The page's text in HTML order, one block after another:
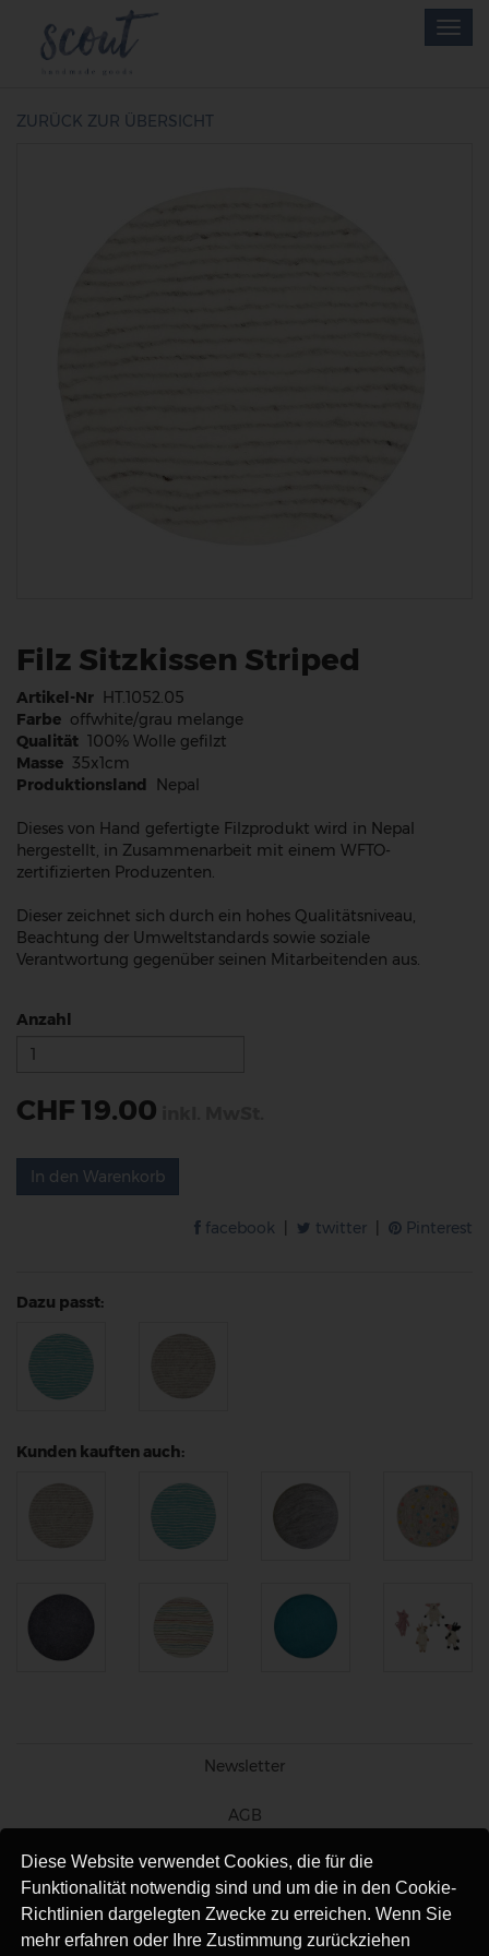
Diese Website verwendet Cookies, die für die
Funktionalität notwendig sind und um die in den Cookie-
Richtlinien dargelegten Zwecke zu erreichen. Wenn Sie
mehr erfahren oder Ihre Zustimmung zurückziehen
content
ZURÜCK ZUR ÜBERSICHT
Filz Sitzkissen Striped
Artikel-Nr HT.1052.05
Farbe offwhite/grau melange
Qualität 100% Wolle gefilzt
Masse 35x1cm
Produktionsland Nepal
Dieses von Hand gefertigte Filzprodukt wird in Nepal
hergestellt, in Zusammenarbeit mit einem WFTO-
zertifizierten Produzenten.
Dieser zeichnet sich durch ein hohes Qualitätsniveau,
Beachtung der Umweltstandards sowie soziale
Verantwortung gegenüber seinen Mitarbeitenden aus.
Anzahl
CHF 19.00
In den Warenkorb
facebook twitter Pinterest
Dazu passt:
Kunden kauften auch:
Newsletter
AGB
Impressum
Versand